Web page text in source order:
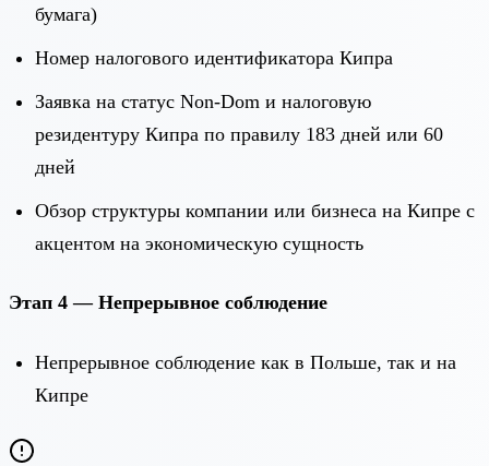
бумага)
Номер налогового идентификатора Кипра
Заявка на статус Non-Dom и налоговую
резидентуру Кипра по правилу 183 дней или 60
дней
Обзор структуры компании или бизнеса на Кипре с
акцентом на экономическую сущность
Этап 4 — Непрерывное соблюдение
Непрерывное соблюдение как в Польше, так и на
Кипре